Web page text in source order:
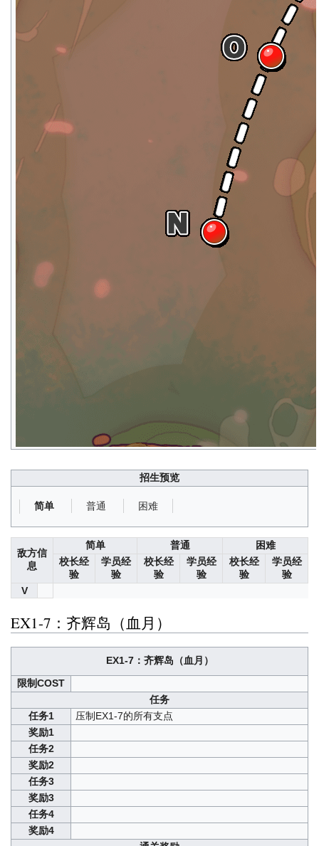
招生预览
简单 普通 困难
敌方信
息
简单 普通
困难
校长经
验
学员经
验
校长经
验
学员经
验
校长经
验
学员经
验
V
EX1-7：齐辉岛（血月）
EX1-7：齐辉岛（血月）
限制COST
任务
任务1
压制EX1-7的所有支点
奖励1
任务2
奖励2
任务3
奖励3
任务4
奖励4